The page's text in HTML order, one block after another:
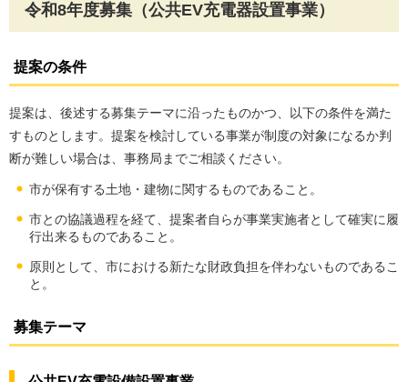
令和8年度募集（公共EV充電器設置事業）
提案の条件
提案は、後述する募集テーマに沿ったものかつ、以下の条件を満た
すものとします。提案を検討している事業が制度の対象になるか判
断が難しい場合は、事務局までご相談ください。
市が保有する土地・建物に関するものであること。
市との協議過程を経て、提案者自らが事業実施者として確実に履
行出来るものであること。
原則として、市における新たな財政負担を伴わないものであるこ
と。
募集テーマ